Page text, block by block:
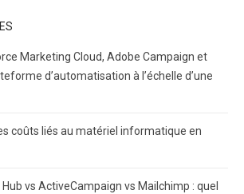
Marketing Cloud, Adobe Campaign et
d’automatisation à l’échelle d’une
coûts liés au matériel informatique en
vs ActiveCampaign vs Mailchimp : quel